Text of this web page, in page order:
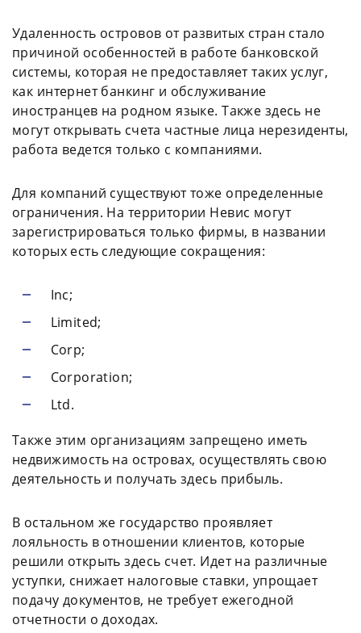
Удаленность островов от развитых стран стало
причиной особенностей в работе банковской
системы, которая не предоставляет таких услуг,
как интернет банкинг и обслуживание
иностранцев на родном языке. Также здесь не
могут открывать счета частные лица нерезиденты,
работа ведется только с компаниями.
Для компаний существуют тоже определенные
ограничения. На территории Невис могут
зарегистрироваться только фирмы, в названии
которых есть следующие сокращения:
Inc;
Limited;
Corp;
Corporation;
Ltd.
Также этим организациям запрещено иметь
недвижимость на островах, осуществлять свою
деятельность и получать здесь прибыль.
В остальном же государство проявляет
лояльность в отношении клиентов, которые
решили открыть здесь счет. Идет на различные
уступки, снижает налоговые ставки, упрощает
подачу документов, не требует ежегодной
отчетности о доходах.